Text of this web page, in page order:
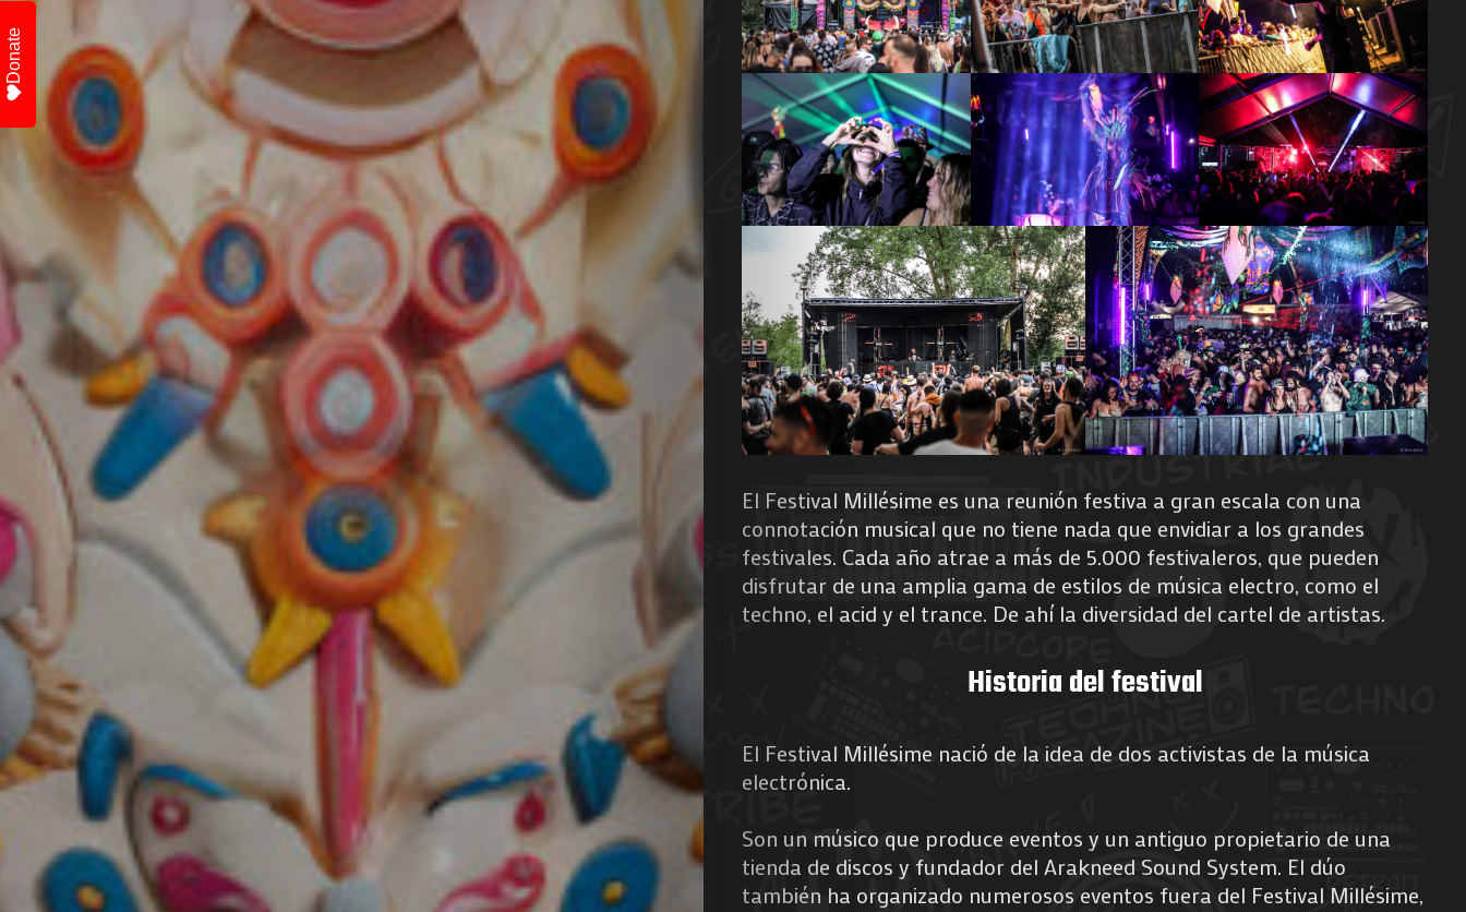
Propos
de
Nous
Search
El Festival Millésime es una reunión festiva a gran escala con una
connotación musical que no tiene nada que envidiar a los grandes
festivales. Cada año atrae a más de 5.000 festivaleros, que pueden
disfrutar de una amplia gama de estilos de música electro, como el
techno, el acid y el trance. De ahí la diversidad del cartel de artistas.
Historia del festival
El Festival Millésime nació de la idea de dos activistas de la música
electrónica.
Son un músico que produce eventos y un antiguo propietario de una
tienda de discos y fundador del Arakneed Sound System. El dúo
también ha organizado numerosos eventos fuera del Festival Millésime,
Donate